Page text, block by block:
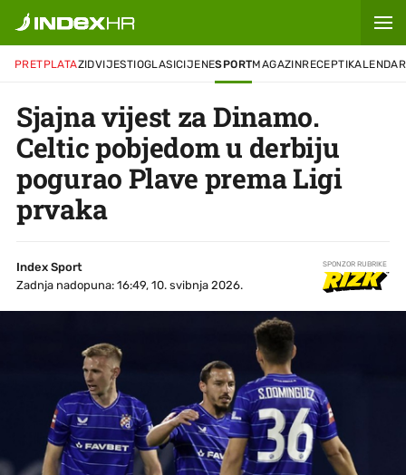
PRETPLATAZIDVIJESTIOGLASICIJENESPORTMAGAZINRECEPTIKALENDAR
Sjajna vijest za Dinamo.
Celtic pobjedom u derbiju
pogurao Plave prema Ligi
prvaka
Index Sport
Zadnja nadopuna: 16:49, 10. svibnja 2026.
SPONZOR RUBRIKE